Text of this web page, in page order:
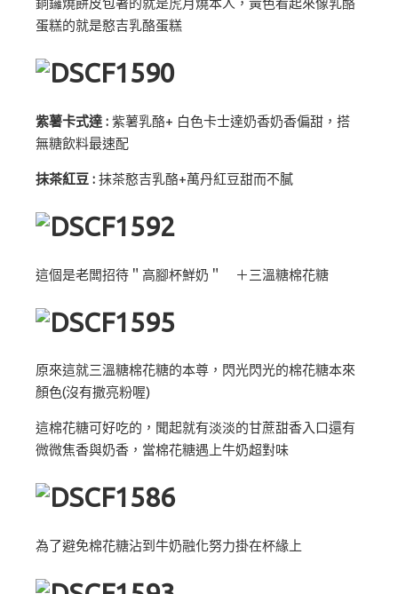
銅鑼燒餅皮包著的就是虎月燒本人，黃色看起來像乳酪
蛋糕的就是憨吉乳酪蛋糕
紫薯卡式達 : 紫薯乳酪+ 白色卡士達奶香奶香偏甜，搭
無糖飲料最速配
抹茶紅豆 : 抹茶憨吉乳酪+萬丹紅豆甜而不膩
這個是老闆招待＂高腳杯鮮奶＂ ＋三溫糖棉花糖
原來這就三溫糖棉花糖的本尊，閃光閃光的棉花糖本來
顏色(沒有撒亮粉喔)
這棉花糖可好吃的，聞起就有淡淡的甘蔗甜香入口還有
微微焦香與奶香，當棉花糖遇上牛奶超對味
為了避免棉花糖沾到牛奶融化努力掛在杯緣上